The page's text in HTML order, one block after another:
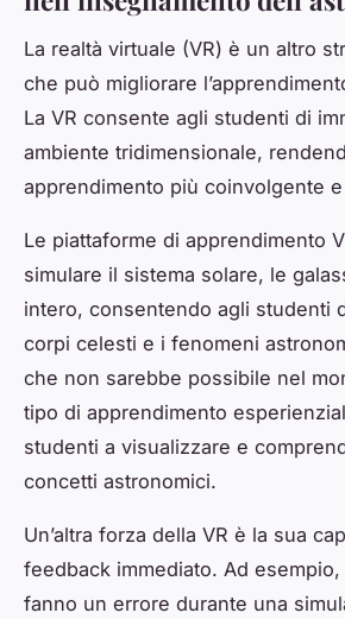
La realtà virtuale (VR) è un altro
che può migliorare
La VR consente agli studenti di
ambiente tridimensionale,
apprendimento più coinvolgente
Le piattaforme di apprendimento
simulare il sistema solare, le
intero, consentendo agli studenti
corpi celesti e i fenomeni
che non sarebbe possibile nel
tipo di apprendimento
studenti a visualizzare e
concetti astronomici.
Un’altra forza della VR è la sua
feedback immediato. Ad
fanno un errore durante una